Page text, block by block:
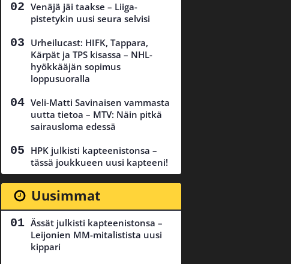
Venäjä jäi taakse – Liiga-
pistetykin uusi seura selvisi
Urheilucast: HIFK, Tappara,
Kärpät ja TPS kisassa – NHL-
hyökkääjän sopimus
loppusuoralla
Veli-Matti Savinaisen vammasta
uutta tietoa – MTV: Näin pitkä
sairausloma edessä
HPK julkisti kapteenistonsa –
tässä joukkueen uusi kapteeni!
Uusimmat
Ässät julkisti kapteenistonsa –
Leijonien MM-mitalistista uusi
kippari